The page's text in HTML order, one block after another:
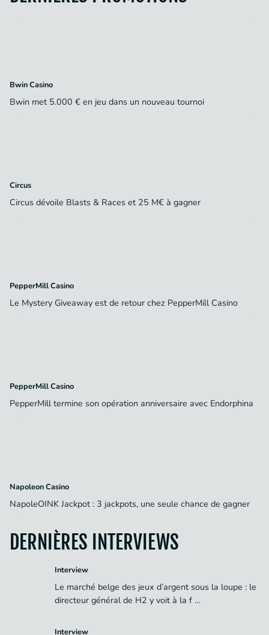
Bwin Casino
Bwin met 5.000 € en jeu dans un nouveau tournoi
Circus
Circus dévoile Blasts & Races et 25 M€ à gagner
PepperMill Casino
Le Mystery Giveaway est de retour chez PepperMill Casino
PepperMill Casino
PepperMill termine son opération anniversaire avec Endorphina
Napoleon Casino
NapoleOINK Jackpot : 3 jackpots, une seule chance de gagner
DERNIÈRES INTERVIEWS
Interview
Le marché belge des jeux d’argent sous la loupe : le
directeur général de H2 y voit à la f …
Interview